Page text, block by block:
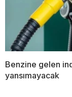
Benzine gelen
yansımayacak